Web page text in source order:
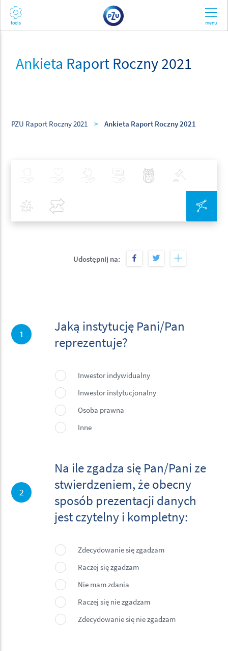
Ankieta Raport Roczny 2021
PZU Raport Roczny 2021 > Ankieta Raport Roczny 2021
Udostępnij na:
Zdrowie Inwestycje Bankowość Najlepsze Praktyki
Covid-19
Jaką instytucję Pani/Pan reprezentuje?
1
Jaką instytucję Pani/Pan
reprezentuje?
Inwestor indywidualny
Inwestor instytucjonalny
Osoba prawna
Inne
Na ile zgadza się Pan/Pani ze stwierdzeniem, że obecny sposób prezentacji
danych jest czytelny i kompletny:*
2
Na ile zgadza się Pan/Pani ze
stwierdzeniem, że obecny
sposób prezentacji danych
jest czytelny i kompletny:
Zdecydowanie się zgadzam
Raczej się zgadzam
Nie mam zdania
Raczej się nie zgadzam
Zdecydowanie się nie zgadzam